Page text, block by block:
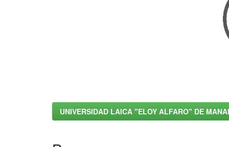
UNIVERSIDAD LAICA "ELOY ALFARO" DE